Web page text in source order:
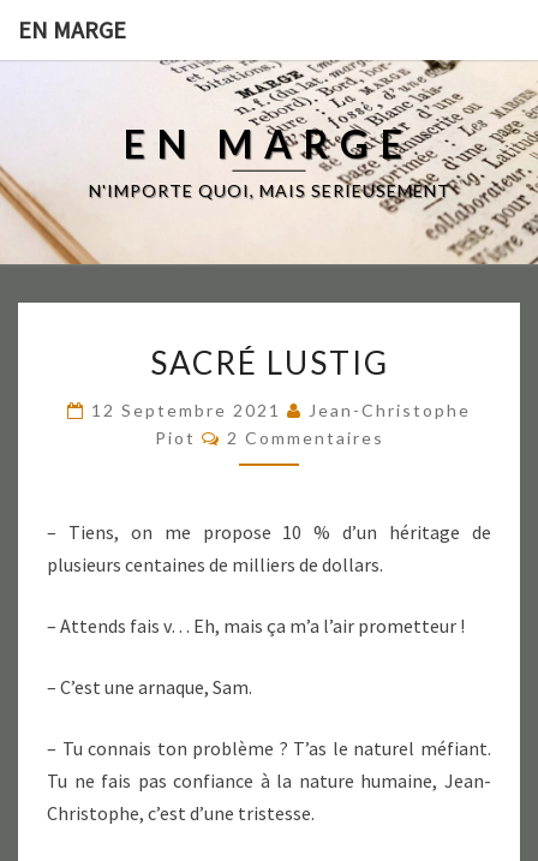
EN MARGE
EN MARGE
N'IMPORTE QUOI, MAIS SERIEUSEMENT
LUSTIG
SACRÉ LUSTIG
12 Septembre 2021
Jean-Christophe
Piot
Commentaires
2 Commentaires
– Tiens, on me propose 10 % d’un héritage de
plusieurs centaines de milliers de dollars.
– Attends fais v… Eh, mais ça m’a l’air prometteur !
– C’est une arnaque, Sam.
– Tu connais ton problème ? T’as le naturel méfiant.
Tu ne fais pas confiance à la nature humaine, Jean-
Christophe, c’est d’une tristesse.